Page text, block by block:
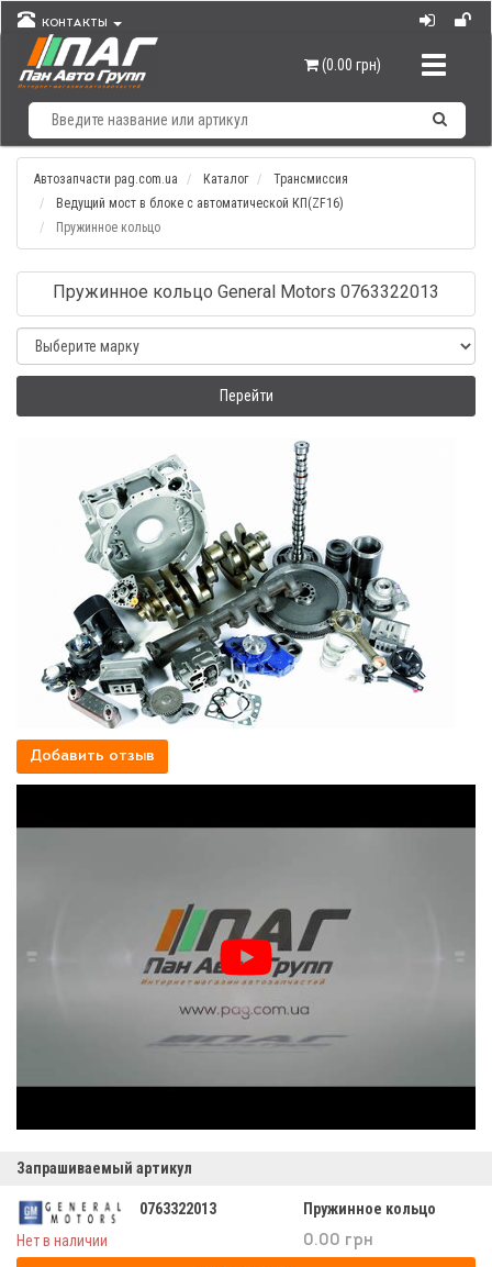
КОНТАКТЫ
(0.00 грн)
Автозапчасти pag.com.ua Каталог
Трансмиссия
Ведущий мост в блоке с автоматической КП(ZF16)
Пружинное кольцо
Пружинное кольцо General Motors 0763322013
Перейти
Добавить отзыв
Запрашиваемый артикул
0763322013
Пружинное кольцо
Нет в наличии
0.00 грн